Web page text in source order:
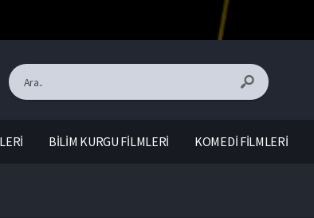
BİLİM KURGU FİLMLERİ KOMEDİ FİLMLERİ